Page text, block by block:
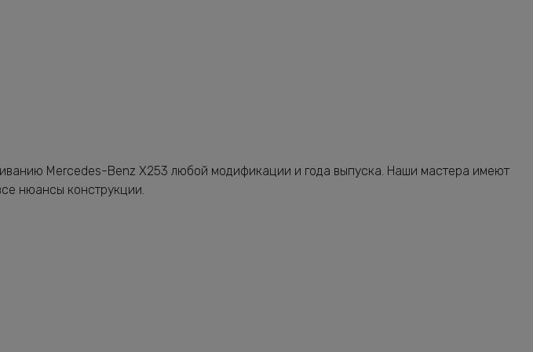
от 3080 руб.
Mercedes-Benz X253 любой модификации и года выпуска. Наши мастера имеют
нюансы конструкции.